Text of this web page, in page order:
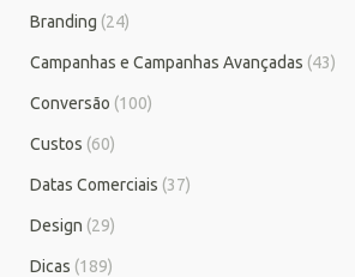
Branding (24)
Campanhas e Campanhas Avançadas (43)
Conversão (100)
Custos (60)
Datas Comerciais (37)
Design (29)
Dicas (189)